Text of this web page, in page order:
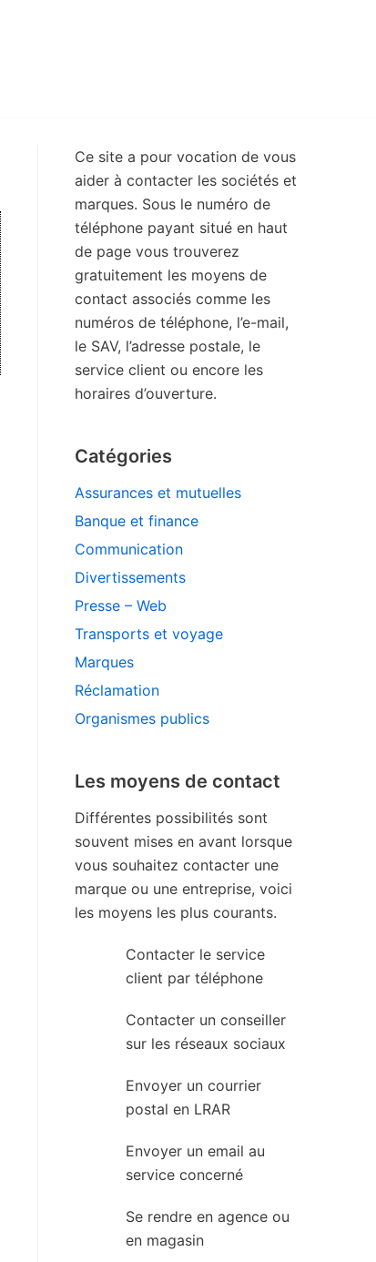
Ce site a pour vocation de vous
aider à contacter les sociétés et
marques. Sous le numéro de
téléphone payant situé en haut
de page vous trouverez
gratuitement les moyens de
contact associés comme les
numéros de téléphone, l’e-mail,
le SAV, l’adresse postale, le
service client ou encore les
horaires d’ouverture.
Catégories
Assurances et mutuelles
Banque et finance
Communication
Divertissements
Presse – Web
Transports et voyage
Marques
Réclamation
Organismes publics
Les moyens de contact
Différentes possibilités sont
souvent mises en avant lorsque
vous souhaitez contacter une
marque ou une entreprise, voici
les moyens les plus courants.
Contacter le service
client par téléphone
Contacter un conseiller
sur les réseaux sociaux
Envoyer un courrier
postal en LRAR
Envoyer un email au
service concerné
Se rendre en agence ou
en magasin